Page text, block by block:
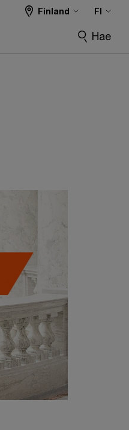
Finland FI
Hae